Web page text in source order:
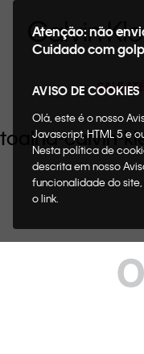
SALE
Atenção: não
Cuidado com
AVISO DE COOKIES
Olá, este é o nosso
Javascript, HTML 5 e
Nesta política de
descrita em nosso
funcionalidade do
o link.
toalha-calvin-